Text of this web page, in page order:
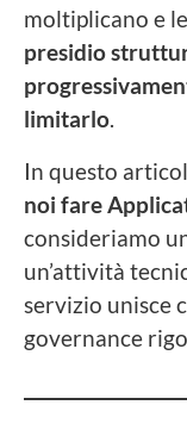
moltiplicano e
presidio
limitarlo.
In questo
noi fare
consideriamo
un’attività
servizio unisce
governance